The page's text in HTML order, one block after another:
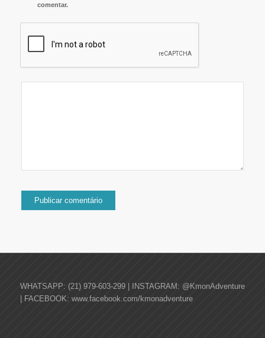
comentar.
WHATSAPP: (21) 979-603-299 | INSTAGRAM: @KmonAdventure
| FACEBOOK: www.facebook.com/kmonadventure